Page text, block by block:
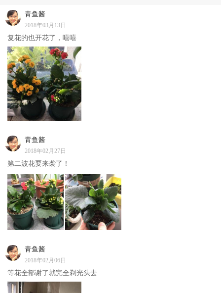
青鱼酱
2018年03月13日
复花的也开花了，嘻嘻
青鱼酱
2018年02月27日
第二波花要来袭了！
青鱼酱
2018年02月06日
等花全部谢了就完全剃光头去